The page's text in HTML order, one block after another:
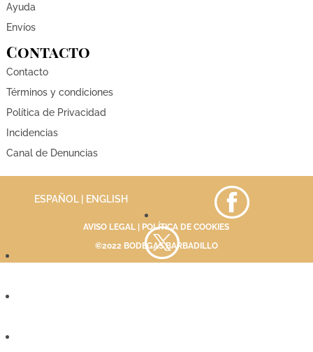
Ayuda
Envíos
Contacto
Contacto
Términos y condiciones
Política de Privacidad
Incidencias
Canal de Denuncias
ESPAÑOL | ENGLISH
AVISO LEGAL | POLÍTICA DE COOKIES
©2022 BODEGAS BARBADILLO